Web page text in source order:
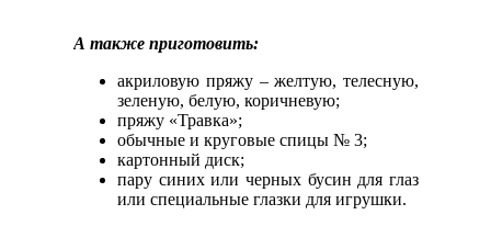
А также приготовить:
акриловую пряжу – желтую, телесную,
зеленую, белую, коричневую;
пряжу «Травка»;
обычные и круговые спицы № 3;
картонный диск;
пару синих или черных бусин для глаз
или специальные глазки для игрушки.